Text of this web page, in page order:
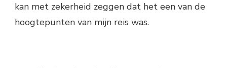
kan met zekerheid zeggen dat het een van de
hoogtepunten van mijn reis was.